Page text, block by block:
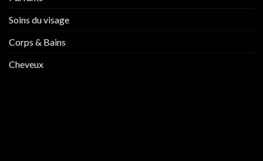
Soins du visage
Corps & Bains
Cheveux